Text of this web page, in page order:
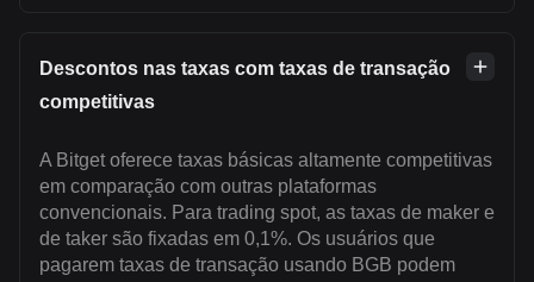
Descontos nas taxas com taxas de transação
competitivas
A Bitget oferece taxas básicas altamente competitivas
em comparação com outras plataformas
convencionais. Para trading spot, as taxas de maker e
de taker são fixadas em 0,1%. Os usuários que
pagarem taxas de transação usando BGB podem